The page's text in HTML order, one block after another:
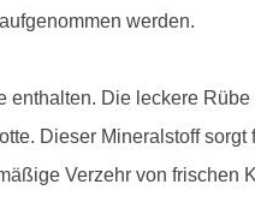
werden.
Die leckere
Dieser Mineralstoff
Verzehr von frischen